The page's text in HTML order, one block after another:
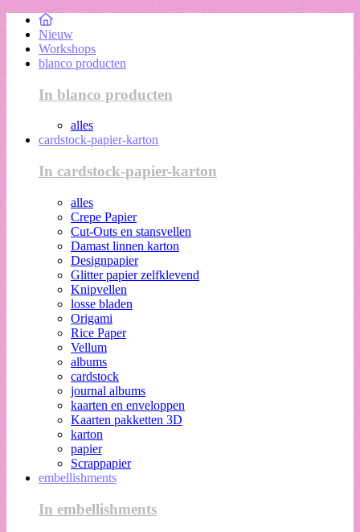
Nieuw
Workshops
blanco producten
In blanco producten
alles
cardstock-papier-karton
In cardstock-papier-karton
alles
Crepe Papier
Cut-Outs en stansvellen
Damast linnen karton
Designpapier
Glitter papier zelfklevend
Knipvellen
losse bladen
Origami
Rice Paper
Vellum
albums
cardstock
journal albums
kaarten en enveloppen
Kaarten pakketten 3D
karton
papier
Scrappapier
embellishments
In embellishments